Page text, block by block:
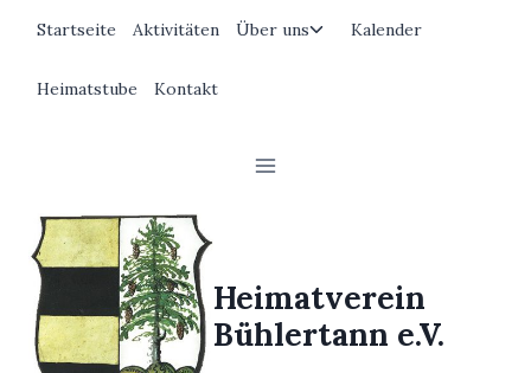
springen
Startseite Aktivitäten Über uns
Untermenü
Kalender
Heimatstube Kontakt
Heimatverein
Bühlertann e.V.